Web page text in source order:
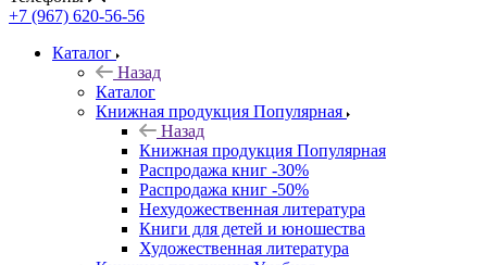
+7 (967) 620-56-56
Каталог
Назад
Каталог
Книжная продукция Популярная
Назад
Книжная продукция Популярная
Распродажа книг -30%
Распродажа книг -50%
Нехудожественная литература
Книги для детей и юношества
Художественная литература